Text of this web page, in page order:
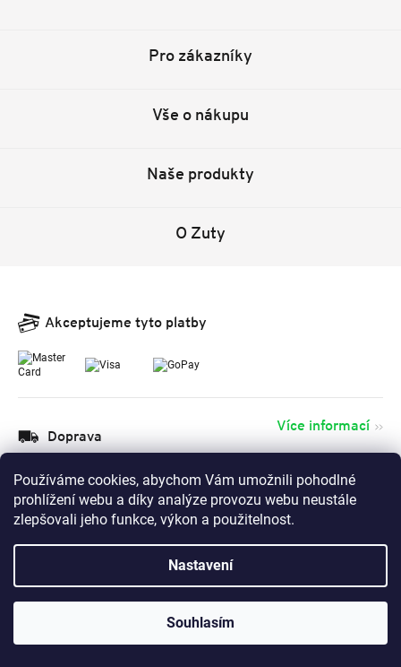
Používáme cookies, abychom Vám umožnili pohodlné
prohlížení webu a díky analýze provozu webu neustále
zlepšovali jeho funkce, výkon a použitelnost.
Nastavení
Souhlasím
Pro zákazníky
Vše o nákupu
Naše produkty
O Zuty
Akceptujeme tyto platby
Doprava
Více informací